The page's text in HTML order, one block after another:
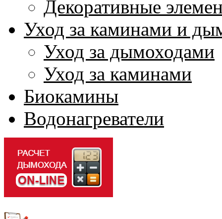
Декоративные
Уход за каминами и
Уход за дымоходами
Уход за каминами
Биокамины
Водонагреватели